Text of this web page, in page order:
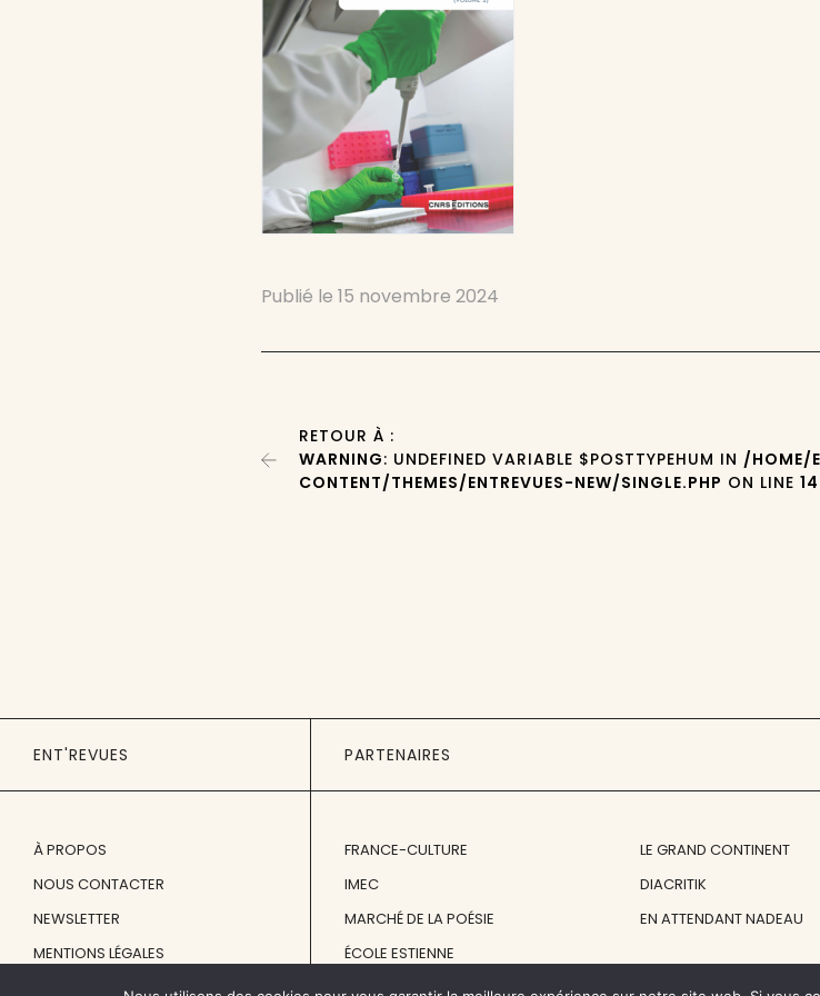
Publié le15 novembre 2024
RETOUR À :
WARNING: UNDEFINED VARIABLE $POSTTYPEHUM IN /HOME/
CONTENT/THEMES/ENTREVUES-NEW/SINGLE.PHP ON LINE
ENT'REVUES
À PROPOS
NOUS CONTACTER
NEWSLETTER
MENTIONS LÉGALES
PARTENAIRES
FRANCE-CULTURE
IMEC
MARCHÉ DE LA POÉSIE
ÉCOLE ESTIENNE
LE GRAND CONTINENT
DIACRITIK
EN ATTENDANT NADEAU